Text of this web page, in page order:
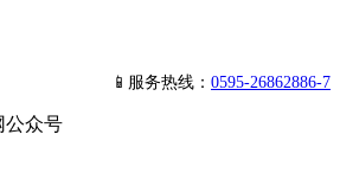
📱服务热线： 0595-26862886-7